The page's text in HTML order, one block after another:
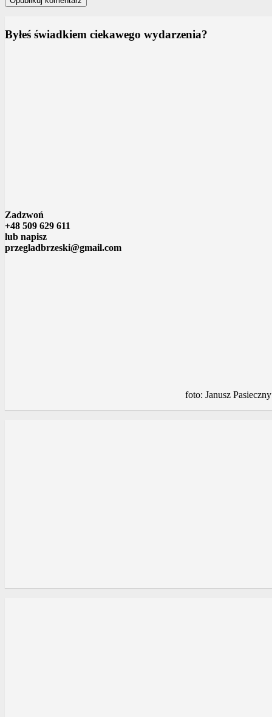
Byłeś świadkiem ciekawego wydarzenia?
Zadzwoń
+48 509 629 611
lub napisz
przegladbrzeski@gmail.com
foto: Janusz Pasieczny